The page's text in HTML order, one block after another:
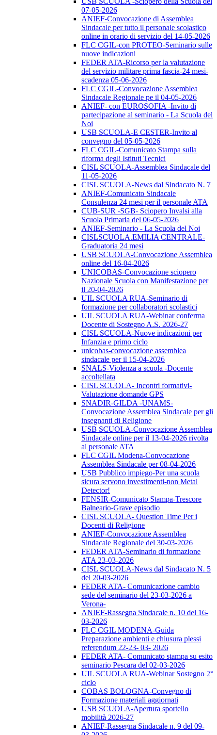
07-05-2026
ANIEF-Convocazione di Assemblea
Sindacale per tutto il personale scolastico
online in orario di servizio del 14-05-2026
FLC CGIL-con PROTEO-Seminario sulle
nuove indicazioni
FEDER ATA-Ricorso per la valutazione
del servizio militare prima fascia-24 mesi-
scadenza 05-06-2026
FLC CGIL-Convocazione Assemblea
Sindacale Regionale pe il 04-05-2026
ANIEF- con EUROSOFIA -Invito di
partecipazione al seminario - La Scuola del
Noi
USB SCUOLA-E CESTER-Invito al
convegno del 05-05-2026
FLC CGIL-Comunicato Stampa sulla
riforma degli Istituti Tecnici
CISL SCUOLA-Assemblea Sindacale del
11-05-2026
CISL SCUOLA-News dal Sindacato N. 7
ANIEF-Comunicato Sindacale
Consulenza 24 mesi per il personale ATA
CUB-SUR -SGB- Sciopero Invalsi alla
Scuola Primaria del 06-05-2026
ANIEF-Seminario - La Scuola del Noi
CISLSCUOLA.EMILIA CENTRALE-
Graduatoria 24 mesi
USB SCUOLA-Convocazione Assemblea
online del 16-04-2026
UNICOBAS-Convocazione sciopero
Nazionale Scuola con Manifestazione per
il 20-04-2026
UIL SCUOLA RUA-Seminario di
formazione per collaboratori scolastici
UIL SCUOLA RUA-Webinar conferma
Docente di Sostegno A.S. 2026-27
CISL SCUOLA-Nuove indicazioni per
Infanzia e primo ciclo
unicobas-convocazione assemblea
sindacale per il 15-04-2026
SNALS-Violenza a scuola -Docente
accoltellata
CISL SCUOLA- Incontri formativi-
Valutazione domande GPS
SNADIR-GILDA -UNAMS-
Convocazione Assemblea Sindacale per gli
insegnanti di Religione
USB SCUOLA-Convocazione Assemblea
Sindacale online per il 13-04-2026 rivolta
al personale ATA
FLC CGIL Modena-Convocazione
Assemblea Sindacale per 08-04-2026
USB Pubblico impiego-Per una scuola
sicura servono investimenti-non Metal
Detector!
FENSIR-Comunicato Stampa-Trescore
Balneario-Grave episodio
CISL SCUOLA- Question Time Per i
Docenti di Religione
ANIEF-Convocazione Assemblea
Sindacale Regionale del 30-03-2026
FEDER ATA-Seminario di formazione
ATA 23-03-2026
CISL SCUOLA-News dal Sindacato N. 5
del 20-03-2026
FEDER ATA- Comunicazione cambio
sede del seminario del 23-03-2026 a
Verona-
ANIEF-Rassegna Sindacale n. 10 del 16-
03-2026
FLC CGIL MODENA-Guida
Preparazione ambienti e chiusura plessi
referendum 22-23- 03- 2026
FEDER ATA- Comunicato stampa su esito
seminario Pescara del 02-03-2026
UIL SCUOLA RUA-Webinar Sostegno 2°
ciclo
COBAS BOLOGNA-Convegno di
Formazione materiali aggiornati
USB SCUOLA-Apertura sportello
mobilità 2026-27
ANIEF-Rassegna Sindacale n. 9 del 09-